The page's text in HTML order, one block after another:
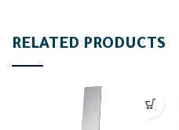
RELATED PRODUCTS